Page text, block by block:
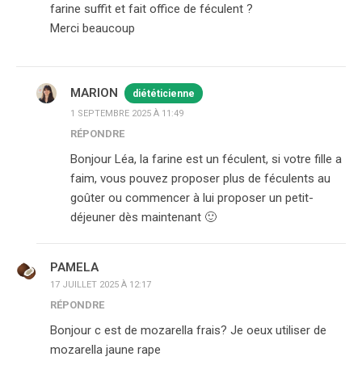
farine suffit et fait office de féculent ?
Merci beaucoup
MARION diététicienne
1 SEPTEMBRE 2025 À 11:49
RÉPONDRE
Bonjour Léa, la farine est un féculent, si votre fille a
faim, vous pouvez proposer plus de féculents au
goûter ou commencer à lui proposer un petit-
déjeuner dès maintenant 🙂
PAMELA
17 JUILLET 2025 À 12:17
RÉPONDRE
Bonjour c est de mozarella frais? Je oeux utiliser de
mozarella jaune rape